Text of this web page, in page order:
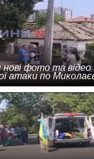
нові фото та відео
атаки по